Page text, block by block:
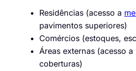
Residências (acesso a
pavimentos superiores)
Comércios (estoques,
Áreas externas (acesso a
coberturas)